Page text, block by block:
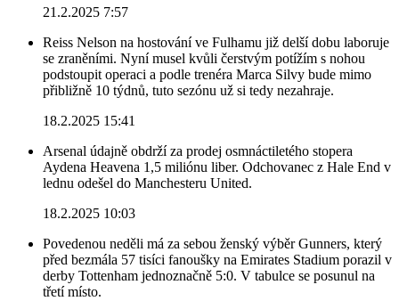
21.2.2025 7:57
Reiss Nelson na hostování ve Fulhamu již delší dobu laboruje
se zraněními. Nyní musel kvůli čerstvým potížím s nohou
podstoupit operaci a podle trenéra Marca Silvy bude mimo
přibližně 10 týdnů, tuto sezónu už si tedy nezahraje.
18.2.2025 15:41
Arsenal údajně obdrží za prodej osmnáctiletého stopera
Aydena Heavena 1,5 miliónu liber. Odchovanec z Hale End v
lednu odešel do Manchesteru United.
18.2.2025 10:03
Povedenou neděli má za sebou ženský výběr Gunners, který
před bezmála 57 tisíci fanoušky na Emirates Stadium porazil v
derby Tottenham jednoznačně 5:0. V tabulce se posunul na
třetí místo.